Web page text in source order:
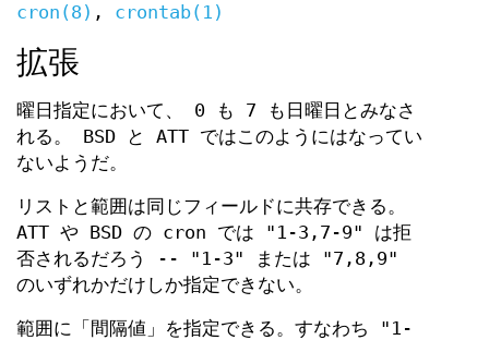
cron(8) , crontab(1)
拡張
曜日指定において、 0 も 7 も日曜日とみなさ
れる。 BSD と ATT ではこのようにはなってい
ないようだ。
リストと範囲は同じフィールドに共存できる。
ATT や BSD の cron では "1-3,7-9" は拒
否されるだろう -- "1-3" または "7,8,9"
のいずれかだけしか指定できない。
範囲に「間隔値」を指定できる。すなわち "1-